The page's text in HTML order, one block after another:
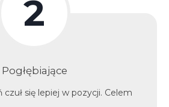
2
Pogłębiające
się lepiej w pozycji. Celem